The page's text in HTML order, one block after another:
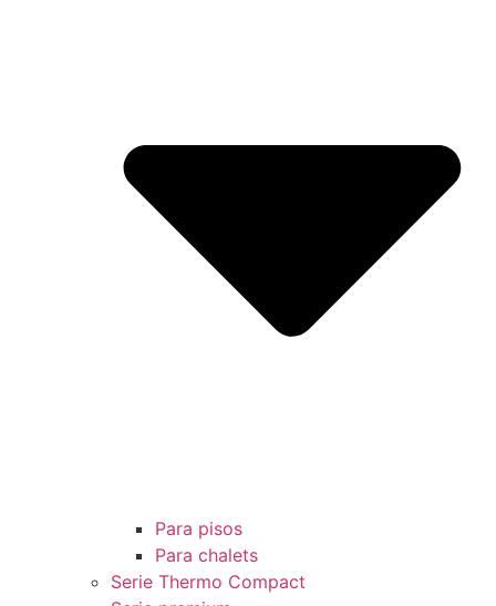
Para pisos
Para chalets
Serie Thermo Compact